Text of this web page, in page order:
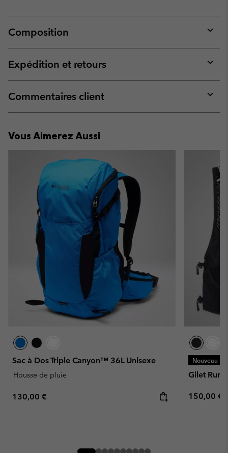
Composition
or
Expédition et retours
or
Commentaires client
or
Vous Aimerez Aussi
Sac à Dos Triple Canyon™ 36L Unisexe
Housse de pluie
Regular price:
130,00 €
Nouveau
Gilet
Regular
150,00 €